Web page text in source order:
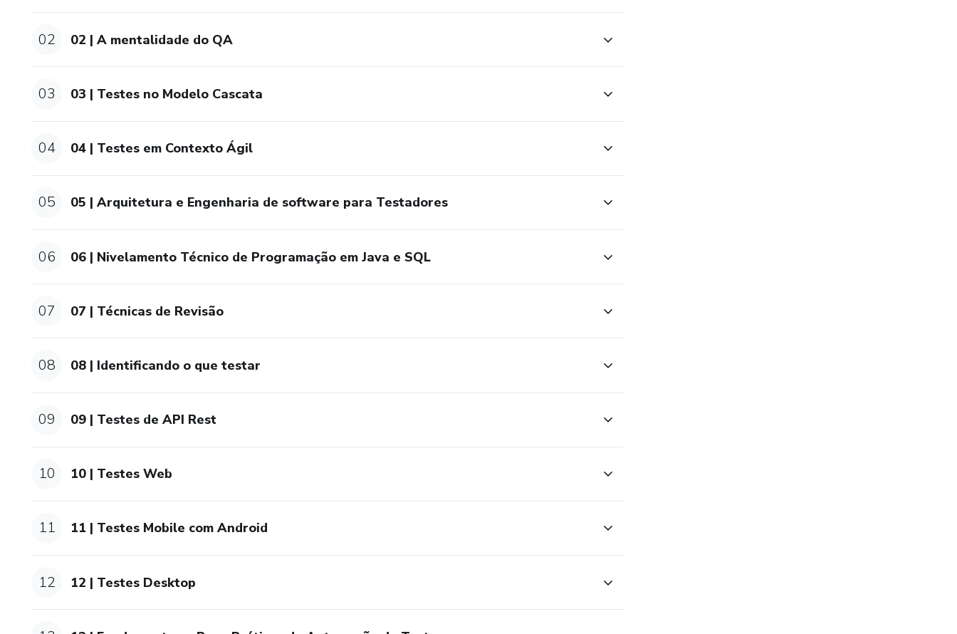
02 02 | A mentalidade do QA
03 03 | Testes no Modelo Cascata
04 04 | Testes em Contexto Ágil
05 05 | Arquitetura e Engenharia de software para Testadores
06 06 | Nivelamento Técnico de Programação em Java e SQL
07 07 | Técnicas de Revisão
08 08 | Identificando o que testar
09 09 | Testes de API Rest
10 10 | Testes Web
11 11 | Testes Mobile com Android
12 12 | Testes Desktop